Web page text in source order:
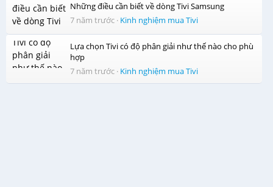
Những điều cần biết về dòng Tivi Samsung
7 năm trước · Kinh nghiệm mua Tivi
Lựa chọn Tivi có độ phân giải như thế nào cho phù
hợp
7 năm trước · Kinh nghiệm mua Tivi